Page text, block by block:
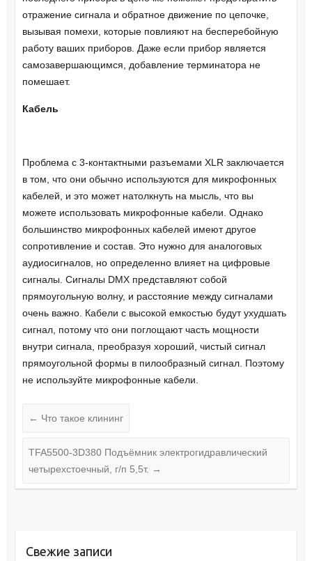
отражение сигнала и обратное движение по цепочке,
вызывая помехи, которые повлияют на бесперебойную
работу ваших приборов. Даже если прибор является
самозавершающимся, добавление терминатора не
помешает.
Кабель
Проблема с 3-контактными разъемами XLR заключается
в том, что они обычно используются для микрофонных
кабелей, и это может натолкнуть на мысль, что вы
можете использовать микрофонные кабели. Однако
большинство микрофонных кабелей имеют другое
сопротивление и состав. Это нужно для аналоговых
аудиосигналов, но определенно влияет на цифровые
сигналы. Сигналы DMX представляют собой
прямоугольную волну, и расстояние между сигналами
очень важно. Кабели с высокой емкостью будут ухудшать
сигнал, потому что они поглощают часть мощности
внутри сигнала, преобразуя хороший, чистый сигнал
прямоугольной формы в пилообразный сигнал. Поэтому
не используйте микрофонные кабели.
← Что такое клининг
TFA5500-3D380 Подъёмник электрогидравлический
четырехстоечный, г/п 5,5т. →
Свежие записи